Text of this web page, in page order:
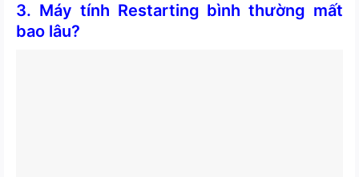
3. Máy tính Restarting bình thường mất
bao lâu?